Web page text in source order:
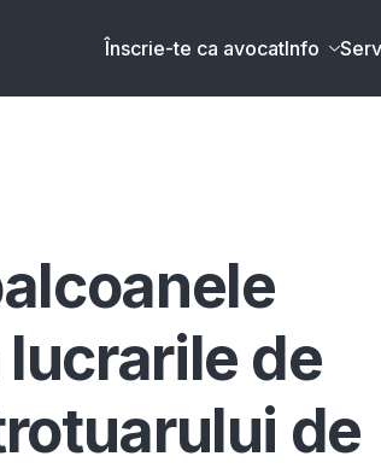
Înscrie-te ca avocatInfo
de
de